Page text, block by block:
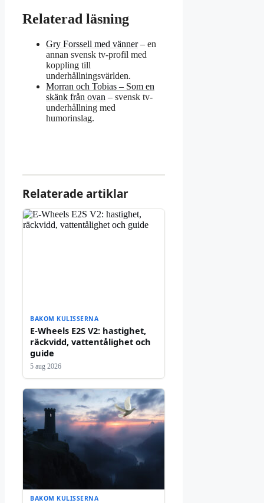
Relaterad läsning
Gry Forssell med vänner– en
annan svensk tv-profil med
koppling till
underhållningsvärlden.
Morran och Tobias – Som en
skänk från ovan – svensk tv-
underhållning med
humorinslag.
Relaterade artiklar
BAKOM KULISSERNA
E-Wheels E2S V2: hastighet,
räckvidd, vattentålighet och
guide
5 aug 2026
BAKOM KULISSERNA